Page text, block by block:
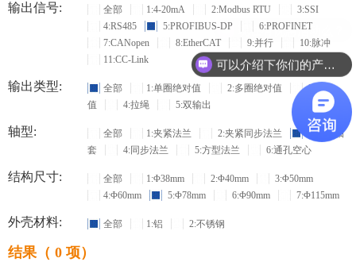
输出信号: 全部 1:4-20mA 2:Modbus RTU
3:SSI
4:RS485
5:PROFIBUS-DP
6:PROFINET
7:CANopen
8:EtherCAT 9:并行
10:脉冲
11:CC-Link
输出类型: 全部 1:单圈绝对值 2:多圈绝对值
3:增量
值
4:拉绳 5:双输出
轴型: 全部 1:夹紧法兰 2:夹紧同步法兰
3:盲孔轴
套
4:同步法兰 5:方型法兰 6:通孔空心
结构尺寸: 全部 1:Φ38mm 2:Φ40mm
3:Φ50mm
4:Φ60mm
5:Φ78mm 6:Φ90mm 7:Φ115mm
外壳材料: 全部 1:铝 2:不锈钢
结果（ 0 项）
可以介绍下你们的产品么？
现在有优惠活动么？